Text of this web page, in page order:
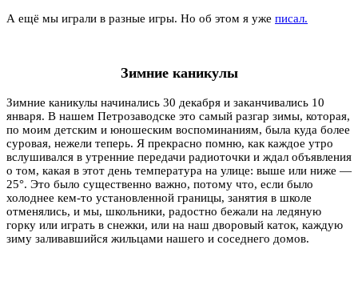
А ещё мы играли в разные игры. Но об этом я уже писал.
Зимние каникулы
Зимние каникулы начинались 30 декабря и заканчивались 10
января. В нашем Петрозаводске это самый разгар зимы, которая,
по моим детским и юношеским воспоминаниям, была куда более
суровая, нежели теперь. Я прекрасно помню, как каждое утро
вслушивался в утренние передачи радиоточки и ждал объявления
о том, какая в этот день температура на улице: выше или ниже —
25°. Это было существенно важно, потому что, если было
холоднее кем-то установленной границы, занятия в школе
отменялись, и мы, школьники, радостно бежали на ледяную
горку или играть в снежки, или на наш дворовый каток, каждую
зиму заливавшийся жильцами нашего и соседнего домов.